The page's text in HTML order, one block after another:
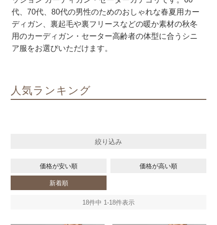
代、70代、80代の男性のためのおしゃれな春夏用カー
ディガン、裏起毛や裏フリースなどの暖か素材の秋冬
用のカーディガン・セーター高齢者の体型に合うシニ
ア服をお選びいただけます。
人気ランキング
絞り込み
価格が安い順 価格が高い順
新着順
18件中 1-18件表示